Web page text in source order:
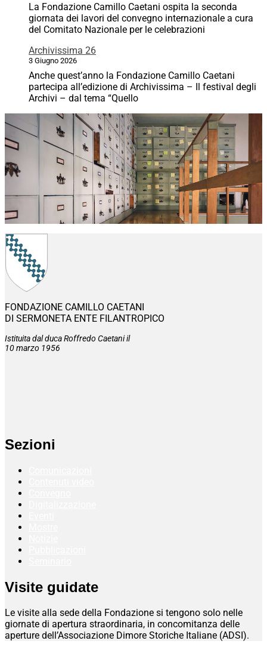
La Fondazione Camillo Caetani ospita la seconda
giornata dei lavori del convegno internazionale a cura
del Comitato Nazionale per le celebrazioni
Archivissima 26
3 Giugno 2026
Anche quest’anno la Fondazione Camillo Caetani
partecipa all’edizione di Archivissima – Il festival degli
Archivi – dal tema “Quello
FONDAZIONE CAMILLO CAETANI
DI SERMONETA ENTE FILANTROPICO
Istituita dal duca Roffredo Caetani il
10 marzo 1956
Sezioni
Visite guidate
Le visite alla sede della Fondazione si tengono solo nelle
giornate di apertura straordinaria, in concomitanza delle
aperture dell’Associazione Dimore Storiche Italiane (ADSI).